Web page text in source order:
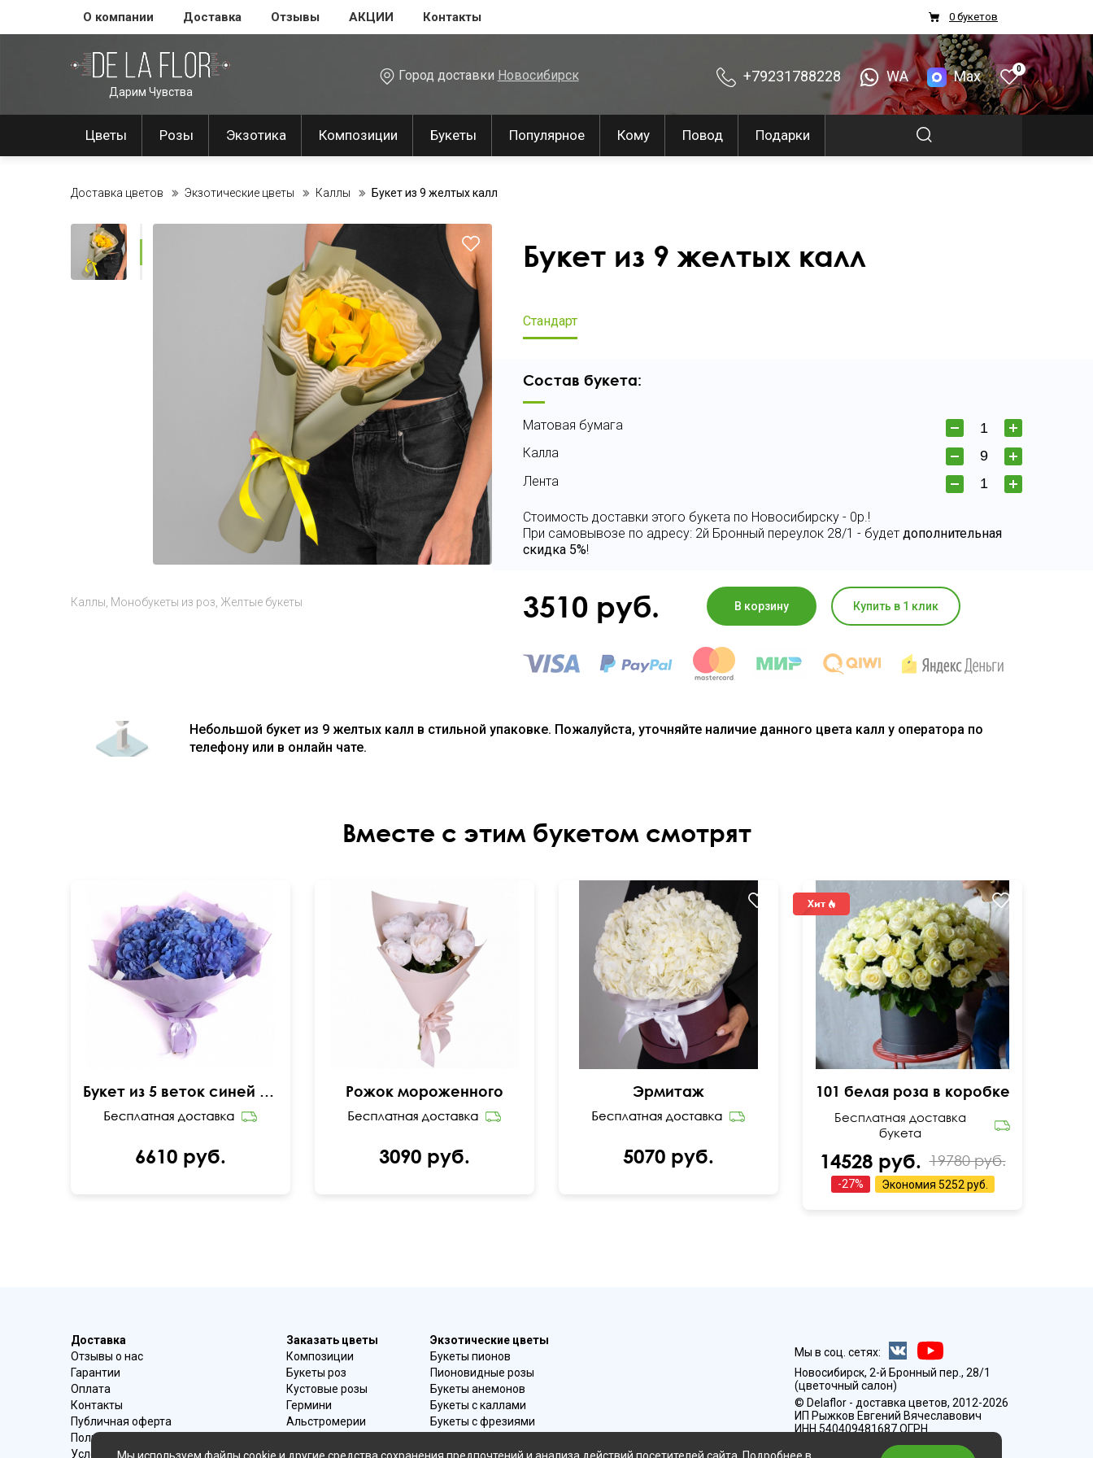
О компании Доставка Отзывы АКЦИИ Контакты 0 букетов
Дарим Чувства
Город доставки Новосибирск +79231788228 WA Max 0
Цветы Розы Экзотика Композиции Букеты Популярное Кому Повод Подарки
Доставка цветов Экзотические цветы Каллы Букет из 9 желтых калл
Каллы Монобукеты из роз Желтые букеты
Букет из 9 желтых калл
Стандарт
Состав букета:
Матовая бумага
Калла
Лента
Стоимость доставки этого букета по Новосибирску - 0р.!
При самовывозе по адресу: 2й Бронный переулок 28/1 - будет дополнительная
скидка 5%!
3510 руб. В корзину Купить в 1 клик
Небольшой букет из 9 желтых калл в стильной упаковке. Пожалуйста, уточняйте наличие данного цвета калл у оператора по
телефону или в онлайн чате.
Вместе с этим букетом смотрят
Букет из 5 веток синей гортензии
6610 руб.
Рожок мороженного
3090 руб.
Эрмитаж
5070 руб.
101 белая роза в коробке
Бесплатная доставка
букета
14528 руб. 19780 руб.
-27% Экономия 5252 руб.
Доставка
Отзывы о нас
Гарантии
Оплата
Контакты
Публичная оферта
Политика конфиденциальности
Условия возврата
Заказать цветы
Композиции
Букеты роз
Кустовые розы
Гермини
Альстромерии
Букеты с эустомой
Экзотические цветы
Букеты пионов
Пионовидные розы
Букеты анемонов
Букеты с каллами
Букеты с фрезиями
Лаванда
Мы в соц. сетях:
Новосибирск, 2-й Бронный пер., 28/1
(цветочный салон)
© Delaflor - доставка цветов, 2012-2026
ИП Рыжков Евгений Вячеславович
ИНН 540409481687 ОГРН